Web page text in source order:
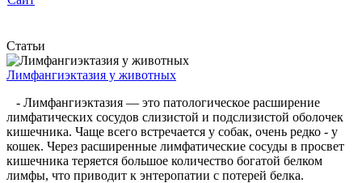
Статьи
Лимфангиэктазия у животных
- Лимфангиэктазия — это патологическое расширение
лимфатических сосудов слизистой и подслизистой оболочек
кишечника. Чаще всего встречается у собак, очень редко - у
кошек. Через расширенные лимфатические сосуды в просвет
кишечника теряется большое количество богатой белком
лимфы, что приводит к энтеропатии с потерей белка.